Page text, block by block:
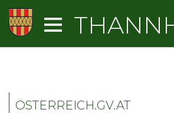
ÖSTERREICH.GV.AT